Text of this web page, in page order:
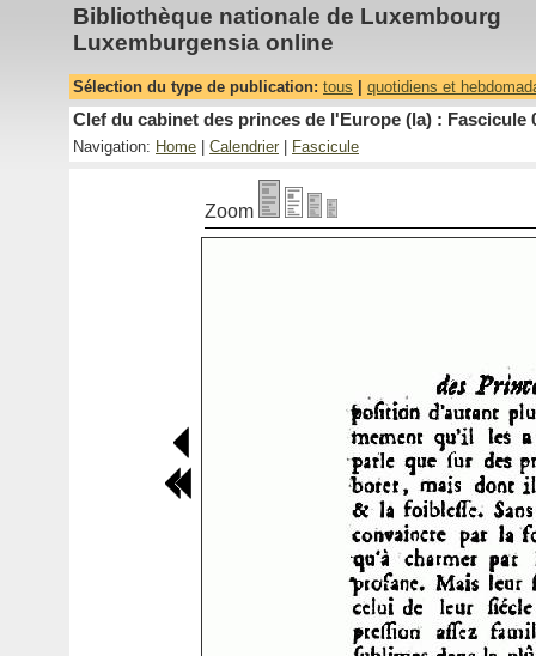
Bibliothèque nationale de Luxembourg
Luxemburgensia online
Sélection du type de publication: tous quotidiens et
Clef du cabinet des princes de l'Europe (la) : Fascicule
Navigation: Home Calendrier Fascicule
Zoom